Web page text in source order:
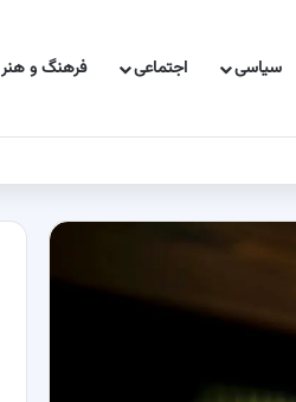
سیاسی اجتماعی فرهنگ و هنر